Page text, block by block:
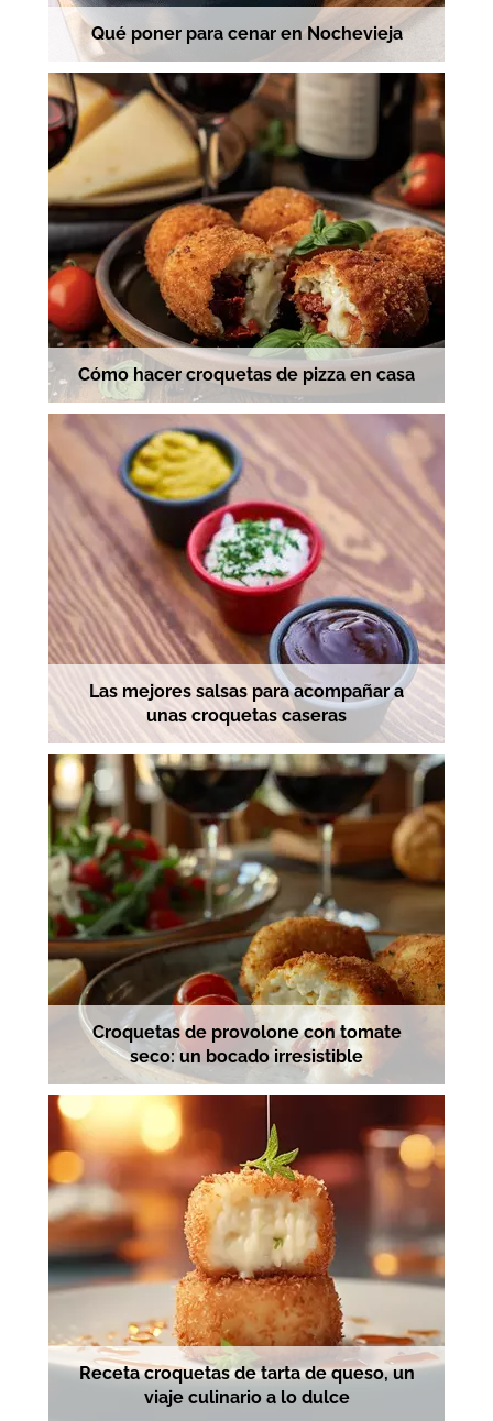
Qué poner para cenar en Nochevieja
Cómo hacer croquetas de pizza en casa
Las mejores salsas para acompañar a
unas croquetas caseras
Croquetas de provolone con tomate
seco: un bocado irresistible
Receta croquetas de tarta de queso, un
viaje culinario a lo dulce